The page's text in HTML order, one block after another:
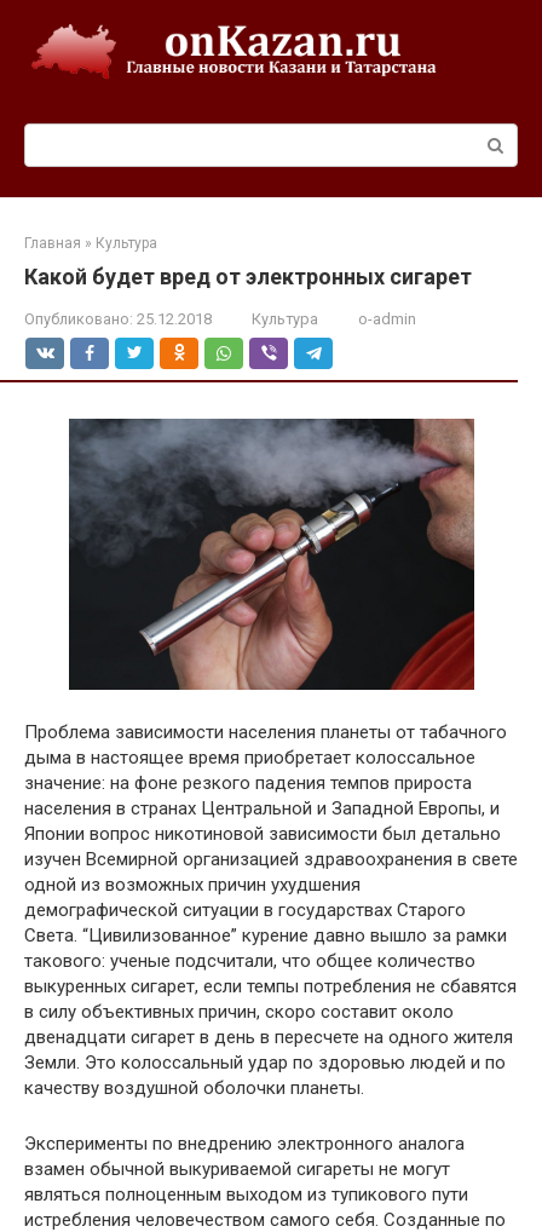
контенту
Главная » Культура
Какой будет вред от электронных сигарет
Опубликовано: 25.12.2018 Культура o-admin
Проблема зависимости населения планеты от табачного
дыма в настоящее время приобретает колоссальное
значение: на фоне резкого падения темпов прироста
населения в странах Центральной и Западной Европы, и
Японии вопрос никотиновой зависимости был детально
изучен Всемирной организацией здравоохранения в свете
одной из возможных причин ухудшения
демографической ситуации в государствах Старого
Света. “Цивилизованное” курение давно вышло за рамки
такового: ученые подсчитали, что общее количество
выкуренных сигарет, если темпы потребления не сбавятся
в силу объективных причин, скоро составит около
двенадцати сигарет в день в пересчете на одного жителя
Земли. Это колоссальный удар по здоровью людей и по
качеству воздушной оболочки планеты.
Эксперименты по внедрению электронного аналога
взамен обычной выкуриваемой сигареты не могут
являться полноценным выходом из тупикового пути
истребления человечеством самого себя. Созданные по